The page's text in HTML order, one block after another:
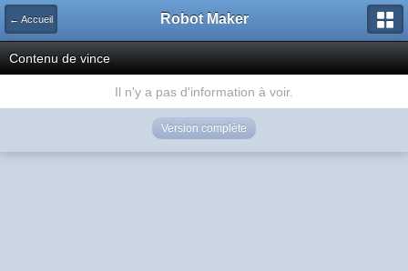
← Accueil Robot Maker
Contenu de vince
Il n'y a pas d'information à voir.
Version complète